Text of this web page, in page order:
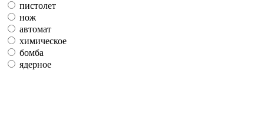
пистолет
нож
автомат
химическое
бомба
ядерное